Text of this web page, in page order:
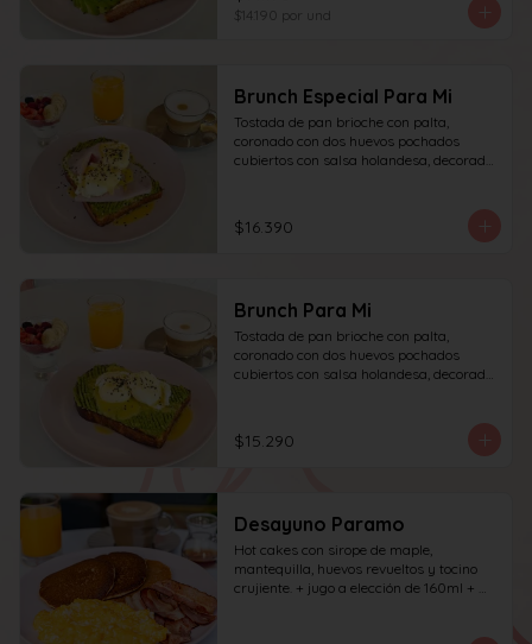
$14.190 por und
Brunch Especial Para Mi
Tostada de pan brioche con palta,
coronado con dos huevos pochados
cubiertos con salsa holandesa, decorado
tocino) incluye café simple o té
tradicional (el café puede ser doble por
$16.390
Brunch Para Mi
Tostada de pan brioche con palta,
coronado con dos huevos pochados
cubiertos con salsa holandesa, decorado
$1.000 adicionales) + jugo del día de
160ml + yogur griego con granola y
$15.290
Desayuno Paramo
Hot cakes con sirope de maple,
mantequilla, huevos revueltos y tocino
crujiente. + jugo a elección de 160ml +